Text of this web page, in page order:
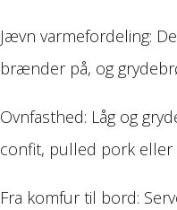
Jævn varmefordeling:
brænder på, og
Ovnfasthed: Låg og
confit, pulled pork eller
Fra komfur til bord: